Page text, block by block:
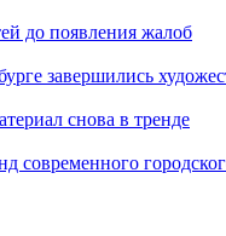
до появления жалоб
завершились
снова в тренде